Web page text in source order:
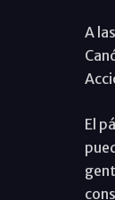
A
El